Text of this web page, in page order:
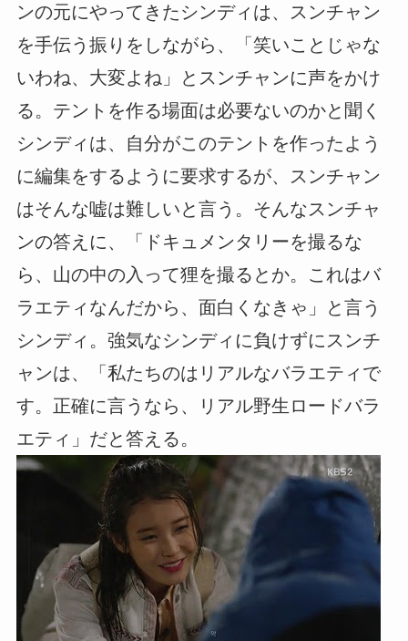
ンの元にやってきたシンディは、スンチャン
を手伝う振りをしながら、「笑いことじゃな
いわね、大変よね」とスンチャンに声をかけ
る。テントを作る場面は必要ないのかと聞く
シンディは、自分がこのテントを作ったよう
に編集をするように要求するが、スンチャン
はそんな嘘は難しいと言う。そんなスンチャ
ンの答えに、「ドキュメンタリーを撮るな
ら、山の中の入って狸を撮るとか。これはバ
ラエティなんだから、面白くなきゃ」と言う
シンディ。強気なシンディに負けずにスンチ
ャンは、「私たちのはリアルなバラエティで
す。正確に言うなら、リアル野生ロードバラ
エティ」だと答える。